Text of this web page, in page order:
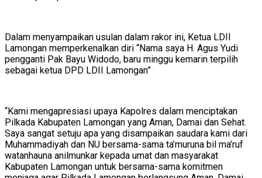
Dalam menyampaikan usulan dalam rakor ini, Ketua LDII
Lamongan memperkenalkan diri “Nama saya H. Agus Yudi
pengganti Pak Bayu Widodo, baru minggu kemarin terpilih
sebagai ketua DPD LDII Lamongan”
“Kami mengapresiasi upaya Kapolres dalam menciptakan
Pilkada Kabupaten Lamongan yang Aman, Damai dan Sehat.
Saya sangat setuju apa yang disampaikan saudara kami dari
Muhammadiyah dan NU bersama-sama ta’muruna bil ma’ruf
watanhauna anilmunkar kepada umat dan masyarakat
Kabupaten Lamongan untuk bersama-sama komitmen